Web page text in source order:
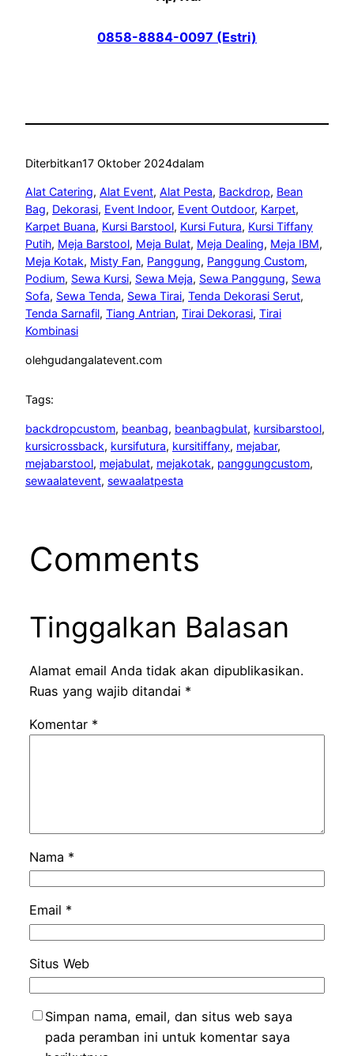
0858-8884-0097 (Estri)
Diterbitkan17 Oktober 2024dalam
Alat Catering, Alat Event, Alat Pesta, Backdrop, Bean
Bag, Dekorasi, Event Indoor, Event Outdoor, Karpet
Karpet Buana, Kursi Barstool, Kursi Futura, Kursi Tiffany
Putih, Meja Barstool, Meja Bulat, Meja Dealing, Meja IBM
Meja Kotak, Misty Fan, Panggung, Panggung Custom
Podium, Sewa Kursi, Sewa Meja, Sewa Panggung, Sewa
Sofa, Sewa Tenda, Sewa Tirai, Tenda Dekorasi Serut
Tenda Sarnafil, Tiang Antrian, Tirai Dekorasi, Tirai
Kombinasi
olehgudangalatevent.com
Tags:
backdropcustom, beanbag, beanbagbulat, kursibarstool
kursicrossback, kursifutura, kursitiffany, mejabar
mejabarstool, mejabulat, mejakotak, panggungcustom
sewaalatevent, sewaalatpesta
Comments
Tinggalkan Balasan
Alamat email Anda tidak akan dipublikasikan.
Ruas yang wajib ditandai *
Komentar *
Nama *
Email *
Situs Web
Simpan nama, email, dan situs web saya
pada peramban ini untuk komentar saya